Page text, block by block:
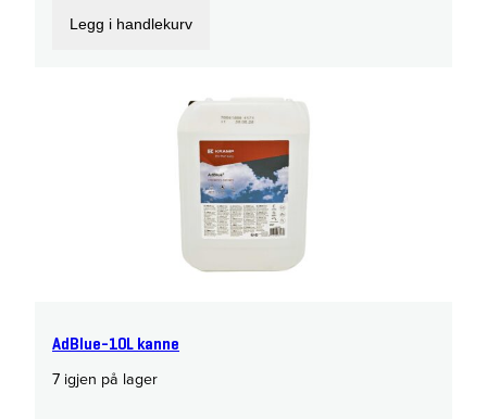
Legg i handlekurv
AdBlue-10L kanne
7 igjen på lager